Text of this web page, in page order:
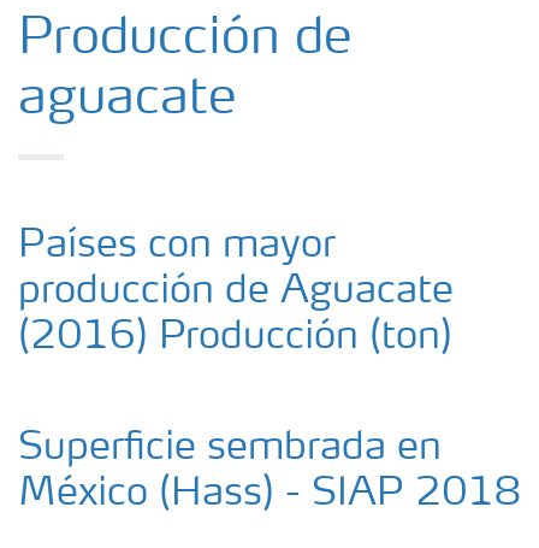
Fertilizantes
Herramientas y servicios
Cultivos
Distribuidores
Consejos para la aplicación de fertilizantes
Producción de
aguacate
Países con mayor
producción de Aguacate
(2016) Producción (ton)
Superficie sembrada en
México (Hass) - SIAP 2018